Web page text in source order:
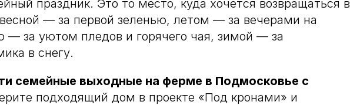
праздник. Это то место, куда хочется возвращаться в
— за первой зеленью, летом — за вечерами на
— за уютом пледов и горячего чая, зимой — за
в снегу.
семейные выходные на ферме в Подмосковье с
подходящий дом в проекте «Под кронами» и
+7 929 978 48 31
Московская область, Талдомский район,
Контакты
Макс
Наш телеграм-
канал